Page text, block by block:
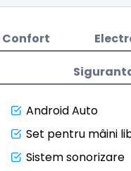
Confort
Android Auto
Set pentru mâini
Sistem sonorizare